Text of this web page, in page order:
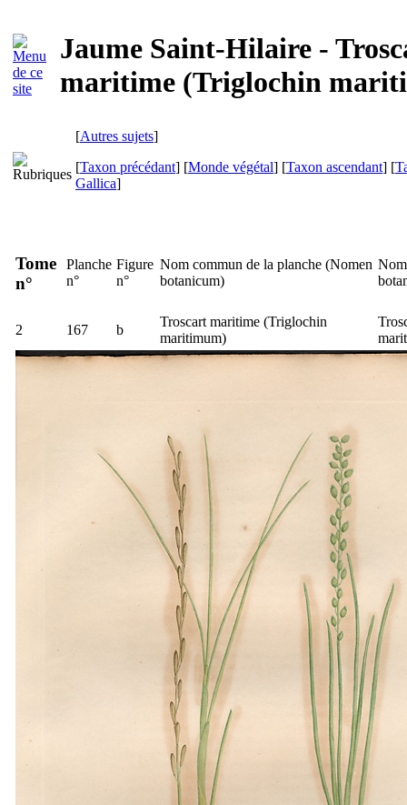
Jaume Saint-Hilaire -
maritime (Triglochin
[Autres sujets]
[Taxon précédant] [Monde végétal] [Taxon ascendant] [
Gallica]
Tome
n°
Planche
n°
Figure
n°
Nom commun de la planche (Nomen
botanicum)
2 167 b
Troscart maritime (Triglochin
maritimum)